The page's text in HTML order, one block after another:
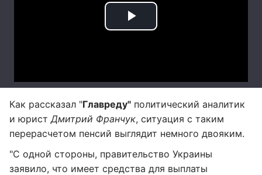
Как рассказал "Главреду" политический аналитик
и юристДмитрий Франчук, ситуация с таким
перерасчетом пенсий выглядит немного двояким.
"С одной стороны, правительство Украины
заявило, что имеет средства для выплаты